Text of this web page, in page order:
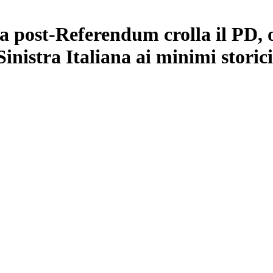
post-Referendum crolla il
Italiana ai minimi storici